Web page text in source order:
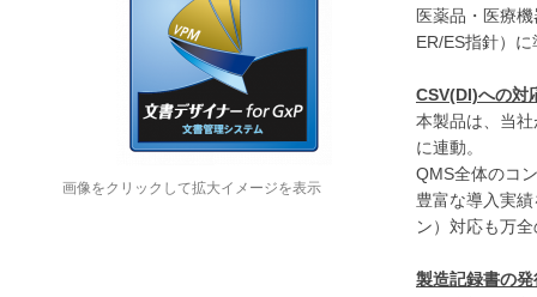
画像をクリックして拡大イメージを表示
医薬品・医療
ER/ES指針）
CSV(DI)への対
本製品は、当
に連動。
QMS全体のコ
豊富な導入実
ン）対応も万
製造記録書の